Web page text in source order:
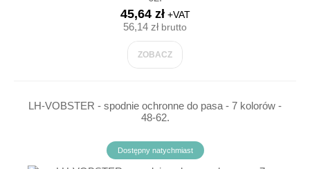
45,64 zł+VAT
56,14 złbrutto
ZOBACZ
LH-VOBSTER - spodnie ochronne do pasa - 7 kolorów -
48-62.
Dostępny natychmiast